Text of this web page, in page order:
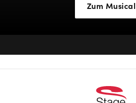
Zum Musical